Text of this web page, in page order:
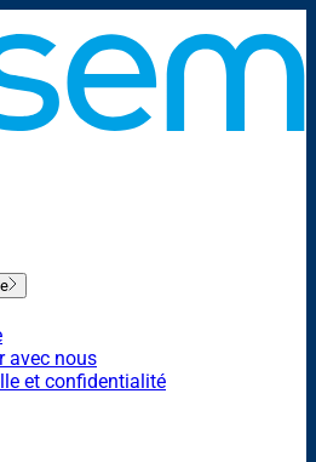
avec nous
et confidentialité